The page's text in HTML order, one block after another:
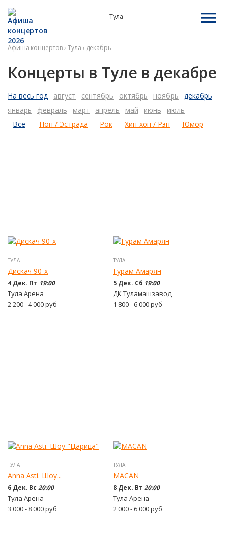
Тула
Афиша концертов› Тула › декабрь
Концерты в Туле в декабре
На весь год август сентябрь октябрь ноябрь
декабрь
январь
февраль март апрель май июнь
июль
Все
Поп / Эстрада Рок Хип-хоп / Рэп Юмор
ТУЛА
Дискач 90-х
4 Дек. Пт 19:00
Тула Арена
2 200 - 4 000руб
ТУЛА
Гурам Амарян
5 Дек. Сб 19:00
ДК Туламашзавод
1 800 - 6 000руб
ТУЛА
Anna Asti. Шоу...
6 Дек. Вс 20:00
Тула Арена
3 000 - 8 000руб
ТУЛА
MACAN
8 Дек. Вт 20:00
Тула Арена
2 000 - 6 000руб